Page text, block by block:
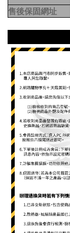
售後保固網址